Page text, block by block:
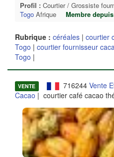
Profil : Courtier / Grossiste
Togo Afrique Membre
Rubrique : céréales | courtier
Togo | courtier fournisseur
Togo |
VENTE 716244 Vente
Cacao | courtier café cacao